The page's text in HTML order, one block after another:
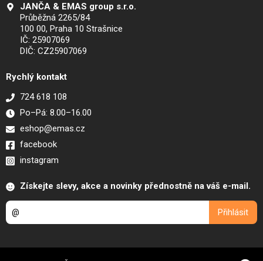
JANČA & EMAS group s.r.o.
Průběžná 2265/84
100 00, Praha 10 Strašnice
IČ: 25907069
DIČ: CZ25907069
Rychlý kontakt
724 618 108
Po–Pá: 8.00–16.00
eshop@emas.cz
facebook
instagram
Získejte slevy, akce a novinky přednostně na váš e-mail.